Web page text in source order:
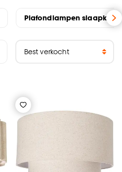
Plafondlampen